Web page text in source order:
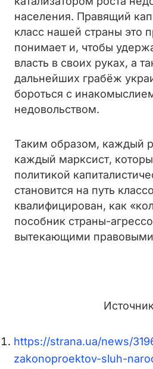
населения. Правящий
класс нашей страны это
понимает и, чтобы
власть в своих руках, а
дальнейших грабёж
бороться с
недовольством.
Таким образом, каждый
каждый марксист,
политикой
становится на путь
квалифицирован, как
пособник страны-
вытекающими
https://strana.ua/news/
zakonoproektov-sluh-